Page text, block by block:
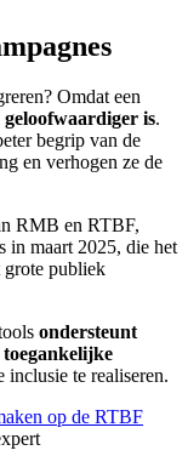
Omdat een
is.
begrip van de
en verhogen ze de
RMB en RTBF,
in maart 2025, die het
grote publiek
ondersteunt
inclusie te realiseren.
op de RTBF